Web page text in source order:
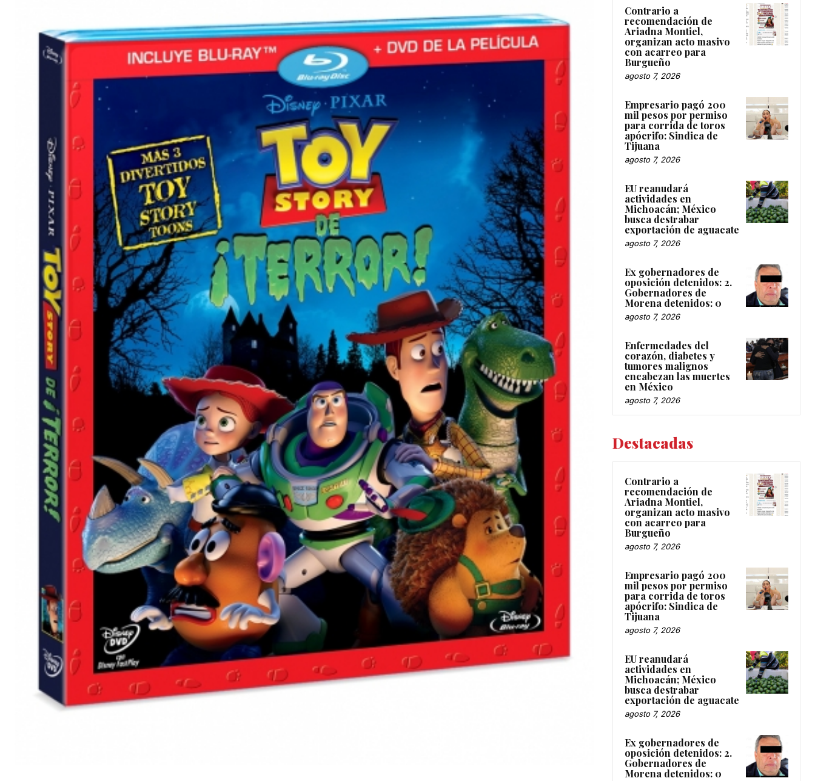
Contrario a
recomendación de
Ariadna Montiel,
organizan acto masivo
con acarreo para
Burgueño
agosto 7, 2026
Empresario pagó 200
mil pesos por permiso
para corrida de toros
apócrifo: Sindica de
Tijuana
agosto 7, 2026
EU reanudará
actividades en
Michoacán; México
busca destrabar
exportación de aguacate
agosto 7, 2026
Ex gobernadores de
oposición detenidos: 2.
Gobernadores de
Morena detenidos: 0
agosto 7, 2026
Enfermedades del
corazón, diabetes y
tumores malignos
encabezan las muertes
en México
agosto 7, 2026
Destacadas
Contrario a
recomendación de
Ariadna Montiel,
organizan acto masivo
con acarreo para
Burgueño
agosto 7, 2026
Empresario pagó 200
mil pesos por permiso
para corrida de toros
apócrifo: Sindica de
Tijuana
agosto 7, 2026
EU reanudará
actividades en
Michoacán; México
busca destrabar
exportación de aguacate
agosto 7, 2026
Ex gobernadores de
oposición detenidos: 2.
Gobernadores de
Morena detenidos: 0